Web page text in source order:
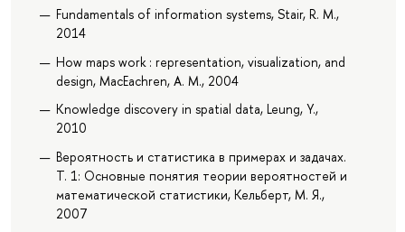
Fundamentals of information systems, Stair, R. M.,
2014
How maps work : representation, visualization, and
design, MacEachren, A. M., 2004
Knowledge discovery in spatial data, Leung, Y.,
2010
Вероятность и статистика в примерах и задачах.
Т. 1: Основные понятия теории вероятностей и
математической статистики, Кельберт, М. Я.,
2007